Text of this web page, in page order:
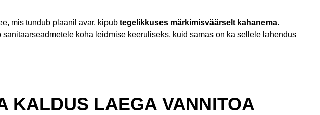
mis tundub plaanil avar, kipub tegelikkuses märkimisväärselt kahanema.
koha leidmise keeruliseks, kuid samas on ka sellele lahendus
KALDUS LAEGA VANNITOA